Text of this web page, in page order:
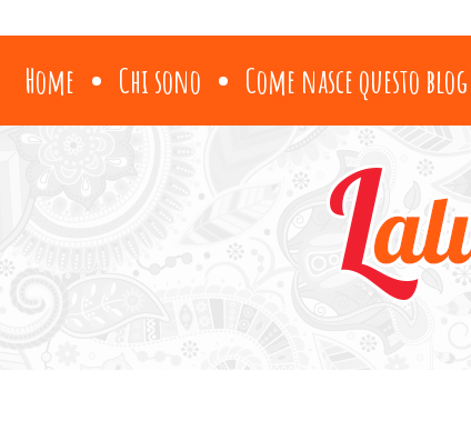
Home Chi sono Come nasce questo blog